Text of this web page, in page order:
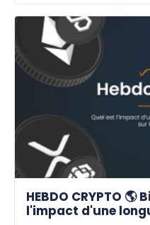
HEBDO CRYPTO
l'impact d'une